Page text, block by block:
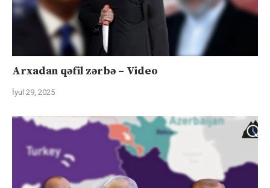
Arxadan qəfil zərbə – Video
İyul 29, 2025